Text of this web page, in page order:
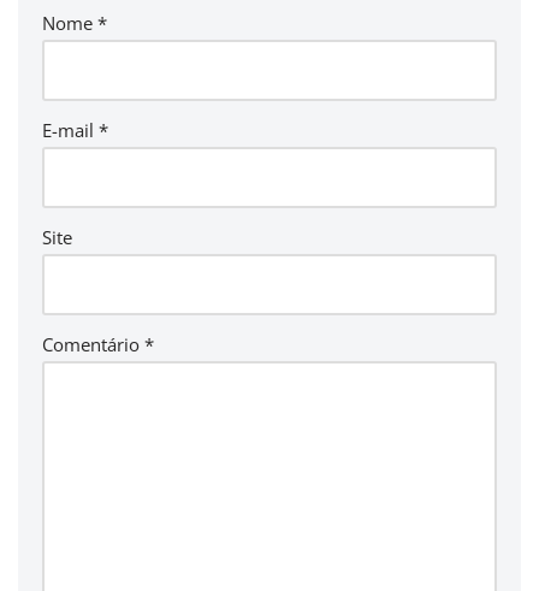
Nome *
E-mail *
Site
Comentário *